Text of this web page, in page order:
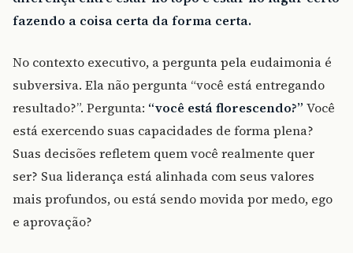
fazendo a coisa certa da forma certa.
No contexto executivo, a pergunta pela eudaimonia é
subversiva. Ela não pergunta “você está entregando
resultado?”. Pergunta: “você está florescendo?” Você
está exercendo suas capacidades de forma plena?
Suas decisões refletem quem você realmente quer
ser? Sua liderança está alinhada com seus valores
mais profundos, ou está sendo movida por medo, ego
e aprovação?